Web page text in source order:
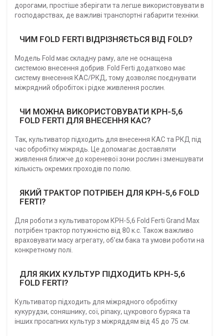
дорогами, простіше зберігати та легше використовувати в
господарствах, де важливі транспортні габарити техніки.
ЧИМ FOLD FERTI ВІДРІЗНЯЄТЬСЯ ВІД FOLD?
Модель Fold має складну раму, але не оснащена
системою внесення добрив. Fold Ferti додатково має
систему внесення КАС/РКД, тому дозволяє поєднувати
міжрядний обробіток і рідке живлення рослин.
ЧИ МОЖНА ВИКОРИСТОВУВАТИ КРН-5,6
FOLD FERTI ДЛЯ ВНЕСЕННЯ КАС?
Так, культиватор підходить для внесення КАС та РКД під
час обробітку міжрядь. Це допомагає доставляти
живлення ближче до кореневої зони рослин і зменшувати
кількість окремих проходів по полю.
ЯКИЙ ТРАКТОР ПОТРІБЕН ДЛЯ КРН-5,6 FOLD
FERTI?
Для роботи з культиватором КРН-5,6 Fold Ferti Grand Max
потрібен трактор потужністю від 80 к.с. Також важливо
враховувати масу агрегату, об’єм бака та умови роботи на
конкретному полі.
ДЛЯ ЯКИХ КУЛЬТУР ПІДХОДИТЬ КРН-5,6
FOLD FERTI?
Культиватор підходить для міжрядного обробітку
кукурудзи, соняшнику, сої, ріпаку, цукрового буряка та
інших просапних культур з міжряддям від 45 до 75 см.